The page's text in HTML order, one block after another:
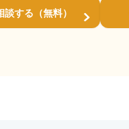
する（無料）